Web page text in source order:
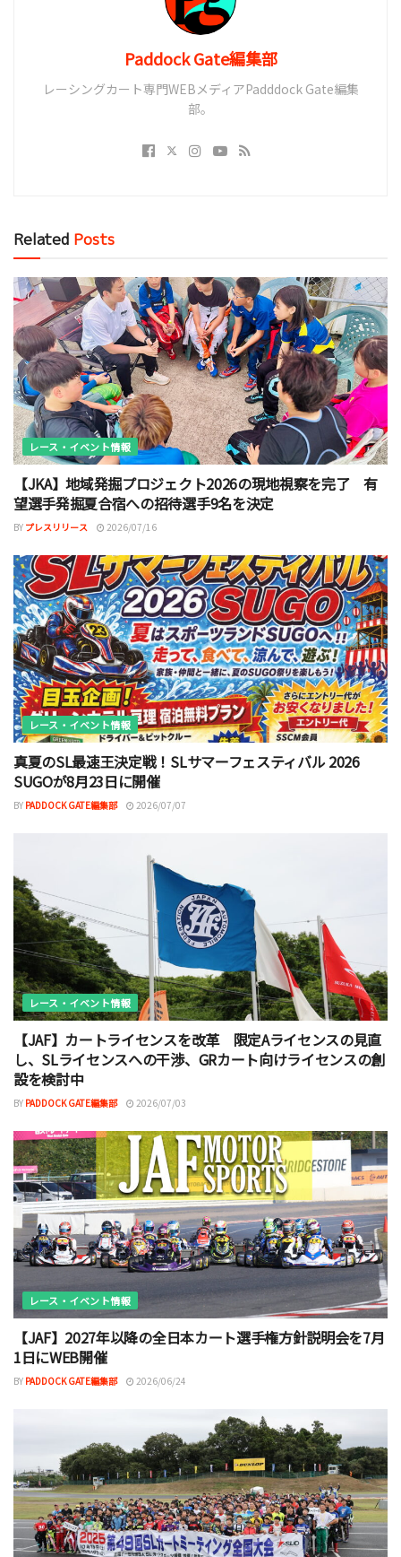
Paddock Gate編集部
レーシングカート専門WEBメディアPadddock Gate編集
部。
Related Posts
レース・イベント情報
【JKA】地域発掘プロジェクト2026の現地視察を完了 有
望選手発掘夏合宿への招待選手9名を決定
BY プレスリリース 2026/07/16
レース・イベント情報
真夏のSL最速王決定戦！SLサマーフェスティバル 2026
SUGOが8月23日に開催
BY PADDOCK GATE編集部 2026/07/07
レース・イベント情報
【JAF】カートライセンスを改革 限定Aライセンスの見直
し、SLライセンスへの干渉、GRカート向けライセンスの創
設を検討中
BY PADDOCK GATE編集部 2026/07/03
レース・イベント情報
【JAF】2027年以降の全日本カート選手権方針説明会を7月
1日にWEB開催
BY PADDOCK GATE編集部 2026/06/24